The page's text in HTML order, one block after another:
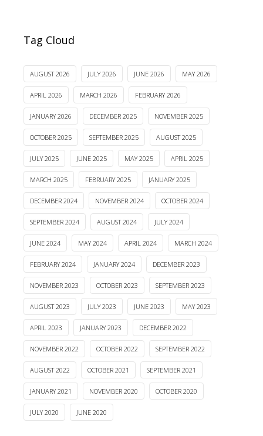
Tag Cloud
AUGUST 2026 JULY 2026 JUNE 2026 MAY 2026
APRIL 2026 MARCH 2026 FEBRUARY 2026
JANUARY 2026 DECEMBER 2025 NOVEMBER 2025
OCTOBER 2025 SEPTEMBER 2025 AUGUST 2025
JULY 2025 JUNE 2025 MAY 2025 APRIL 2025
MARCH 2025 FEBRUARY 2025 JANUARY 2025
DECEMBER 2024 NOVEMBER 2024 OCTOBER 2024
SEPTEMBER 2024 AUGUST 2024 JULY 2024
JUNE 2024 MAY 2024 APRIL 2024 MARCH 2024
FEBRUARY 2024 JANUARY 2024 DECEMBER 2023
NOVEMBER 2023 OCTOBER 2023 SEPTEMBER 2023
AUGUST 2023 JULY 2023 JUNE 2023 MAY 2023
APRIL 2023 JANUARY 2023 DECEMBER 2022
NOVEMBER 2022 OCTOBER 2022 SEPTEMBER 2022
AUGUST 2022 OCTOBER 2021 SEPTEMBER 2021
JANUARY 2021 NOVEMBER 2020 OCTOBER 2020
JULY 2020 JUNE 2020